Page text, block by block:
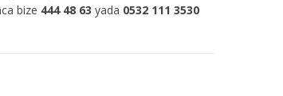
bize 444 48 63 yada 0532 111 3530